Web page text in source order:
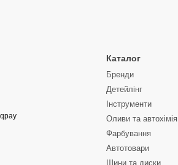
Каталог
Бренди
Детейлінг
Інструменти
Оливи та автохімія
Фарбування
Автотовари
Шини та диски